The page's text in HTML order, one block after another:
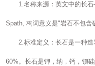
1.名称来源：英文中的长石
Spath, 构词意义是"岩石不包含
2.标准定义：长石是一种造
60%。长石是钾，纳，钙，钡